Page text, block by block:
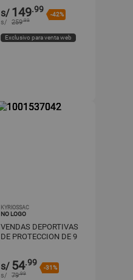
s/ 149.99
-42%
s/ 259.99
Exclusivo para venta web
KYRIOSSAC
NO LOGO
VENDAS DEPORTIVAS
DE PROTECCION DE 9
s/ 54.99
-31%
s/ 79.99